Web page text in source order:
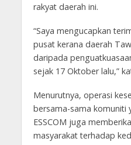
rakyat daerah ini.
“Saya mengucapkan
pusat kerana daerah
daripada
sejak 17 Oktober lalu,”
Menurutnya, operasi
bersama-sama komuniti
ESSCOM juga
masyarakat terhadap